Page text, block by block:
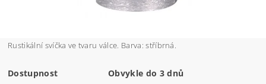
Rustikální svíčka ve tvaru válce. Barva: stříbrná.
Dostupnost Obvykle do 3 dnů